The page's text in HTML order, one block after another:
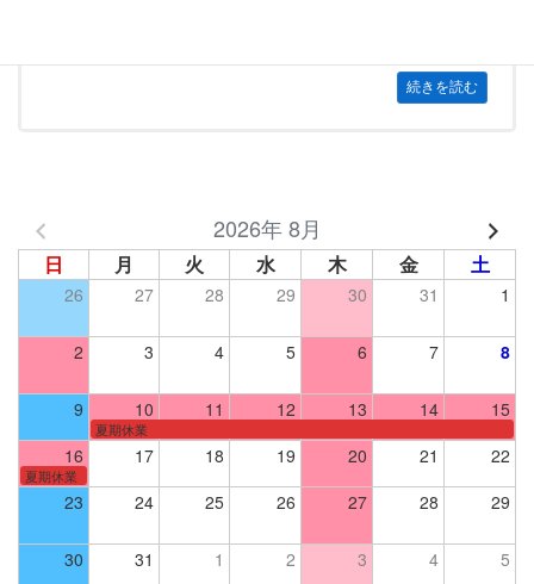
続きを読む
2026年 8月
日 月 火 水 木 金 土
26 27 28 29 30 31 1
2 3 4 5 6 7 8
9 10 11 12 13 14 15
夏期休業
16 17 18 19 20 21 22
夏期休業
23 24 25 26 27 28 29
30 31 1 2 3 4 5